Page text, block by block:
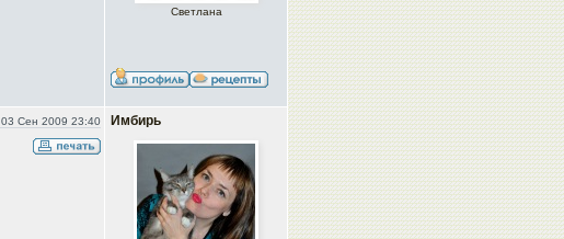
Светлана
03 Сен 2009 23:40 Имбирь